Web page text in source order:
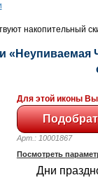
накопительный
«Неупиваемая
Для этой иконы
Арт.: 10001867
Посмотреть
Дни